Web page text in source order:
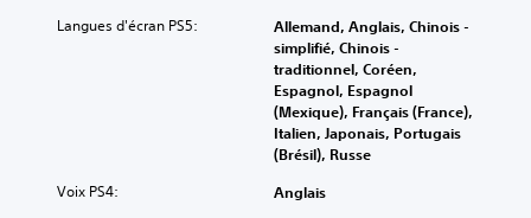
Langues d'écran PS5:
Allemand, Anglais, Chinois -
simplifié, Chinois -
traditionnel, Coréen,
Espagnol, Espagnol
(Mexique), Français (France),
Italien, Japonais, Portugais
(Brésil), Russe
Voix PS4: Anglais